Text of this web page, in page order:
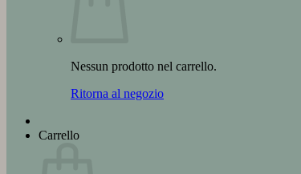
Nessun prodotto nel carrello.
Ritorna al negozio
Carrello